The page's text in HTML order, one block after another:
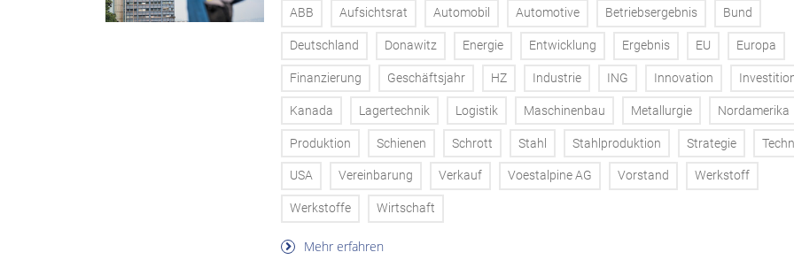
ABB Aufsichtsrat Automobil Automotive Betriebsergebnis Bund
Deutschland Donawitz Energie Entwicklung Ergebnis EU Europa
Finanzierung Geschäftsjahr HZ Industrie ING Innovation
Kanada Lagertechnik Logistik Maschinenbau Metallurgie Nordamerika
Produktion Schienen Schrott Stahl Stahlproduktion Strategie
USA Vereinbarung Verkauf Voestalpine AG Vorstand Werkstoff
Werkstoffe Wirtschaft
Mehr erfahren